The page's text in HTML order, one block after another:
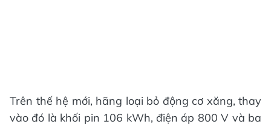
Trên thế hệ mới, hãng loại bỏ động cơ xăng, thay
vào đó là khối pin 106 kWh, điện áp 800 V và ba